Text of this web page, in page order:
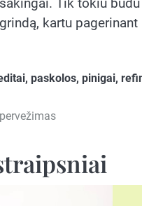
Tik tokiu
kartu
, paskolos, pinigai,